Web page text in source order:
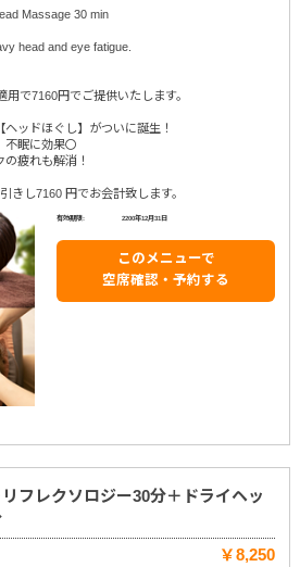
Massage 30 min
head and eye fatigue.
で7160円でご提供いたします。
ッドほぐし】がついに誕生！
不眠に効果〇
疲れも解消！
きし7160 円でお会計致します。
有効期限: 2200年12月31日
このメニューで
空席確認・予約する
フレクソロジー30分＋ドライヘッ
￥8,250